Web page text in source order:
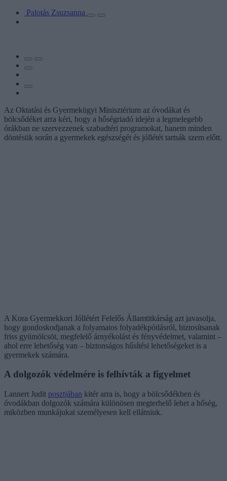
Palotás Zsuzsanna
Az Oktatási és Gyermekügyi Minisztérium az óvodákat és
bölcsődéket arra kéri, hogy a hőségriadó idején a legmelegebb
órákban ne szervezzenek szabadtéri programokat, hanem minden
döntésük során a gyermekek egészségét és jóllétét tartsák szem előtt.
A Kora Gyermekkori Jóllétért Felelős Államtitkárság azt javasolja,
hogy gondoskodjanak a folyamatos folyadékpótlásról, biztosítsanak
friss gyümölcsöt, megfelelő árnyékolást és fényvédelmet, valamint –
ahol erre lehetőség van – biztonságos hűsítési lehetőségeket is a
gyermekek számára.
A dolgozók védelmére is felhívták a figyelmet
Lannert Judit posztjában kitér arra is, hogy a bölcsődékben és
óvodákban dolgozók számára különösen megterhelő lehet a hőség,
miközben munkájukat személyesen kell ellátniuk.